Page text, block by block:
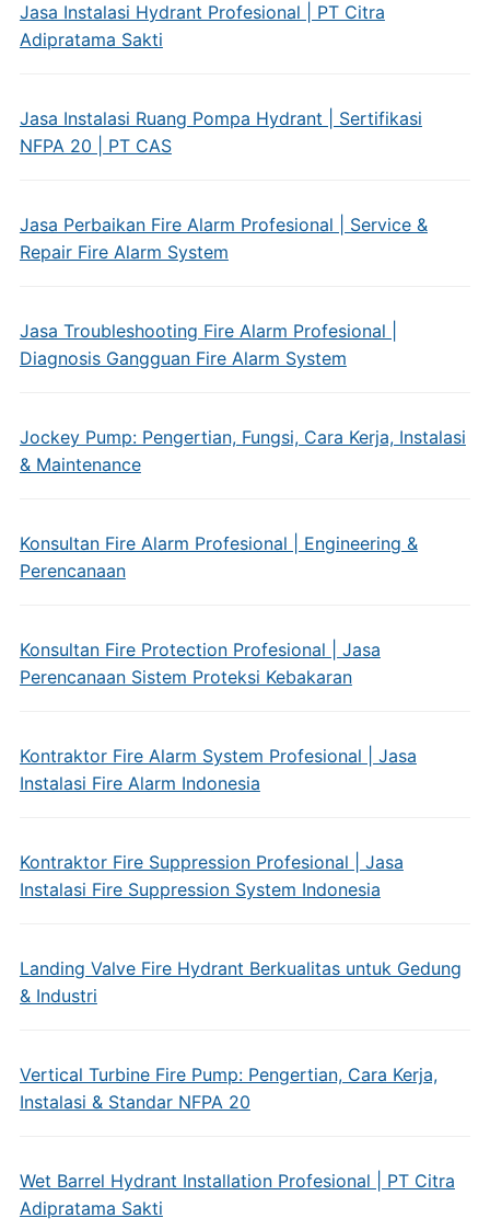
Jasa Instalasi Hydrant Profesional | PT Citra
Adipratama Sakti
Jasa Instalasi Ruang Pompa Hydrant | Sertifikasi
NFPA 20 | PT CAS
Jasa Perbaikan Fire Alarm Profesional | Service &
Repair Fire Alarm System
Jasa Troubleshooting Fire Alarm Profesional |
Diagnosis Gangguan Fire Alarm System
Jockey Pump: Pengertian, Fungsi, Cara Kerja, Instalasi
& Maintenance
Konsultan Fire Alarm Profesional | Engineering &
Perencanaan
Konsultan Fire Protection Profesional | Jasa
Perencanaan Sistem Proteksi Kebakaran
Kontraktor Fire Alarm System Profesional | Jasa
Instalasi Fire Alarm Indonesia
Kontraktor Fire Suppression Profesional | Jasa
Instalasi Fire Suppression System Indonesia
Landing Valve Fire Hydrant Berkualitas untuk Gedung
& Industri
Vertical Turbine Fire Pump: Pengertian, Cara Kerja,
Instalasi & Standar NFPA 20
Wet Barrel Hydrant Installation Profesional | PT Citra
Adipratama Sakti